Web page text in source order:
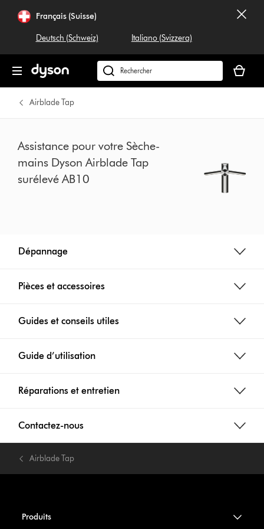
Français (Suisse)
Deutsch (Schweiz) Italiano (Svizzera)
Rechercher
dyson.ch
panier
est
Airblade Tap
Assistance pour votre Sèche-
mains Dyson Airblade Tap
surélevé AB10
Dépannage
Pièces et accessoires
Guides et conseils utiles
Guide d’utilisation
Réparations et entretien
Contactez-nous
Airblade Tap
Produits